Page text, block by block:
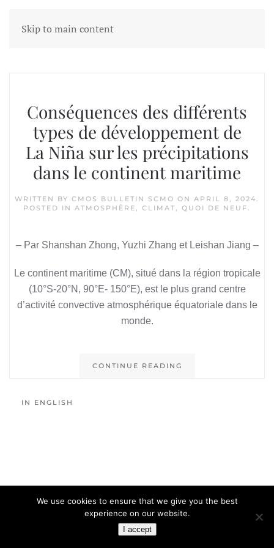
Skip to main content
Tag:ENSO
Conséquences des différents
types de développement de
La Niña sur les précipitations
dans le continent maritime
WRITTEN BY CMOS BULLETIN SCMO ON APRIL 8, 2024.
POSTED IN ATMOSPHÈRE, CLIMAT, QUOI DE NEUF.
– Par Shanshan Zhong, Yuzhi Zhang et Leishan Jiang –
Le continent maritime (CM), situé dans la région tropicale
(10°S-20°N, 90°E- 150°E), est le plus grand centre
d’activité convective atmosphérique équatoriale dans le
monde.
CONTINUE READING
IN ENGLISH
We use cookies to ensure that we give you the best
experience on our website.
I accept